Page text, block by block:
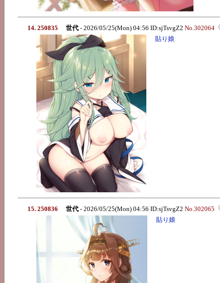
14. 250835 世代 - 2026/05/25(Mon) 04:56 ID:sjTsvgZ2 No.302064
貼り娘
15. 250836 世代 - 2026/05/25(Mon) 04:56 ID:sjTsvgZ2 No.302065
貼り娘